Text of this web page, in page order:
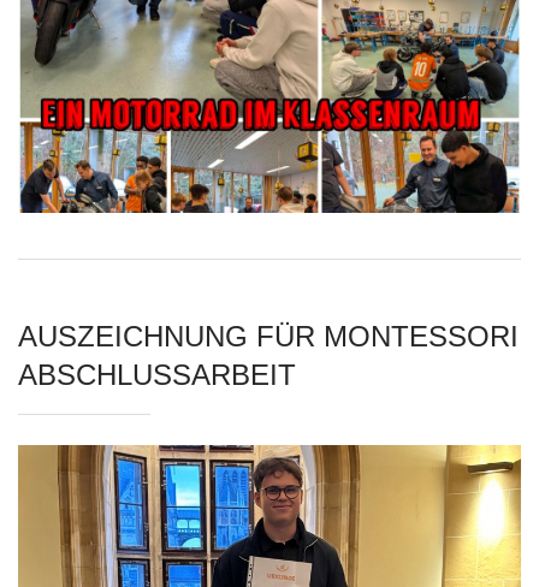
AUSZEICHNUNG FÜR MONTESSORI
ABSCHLUSSARBEIT